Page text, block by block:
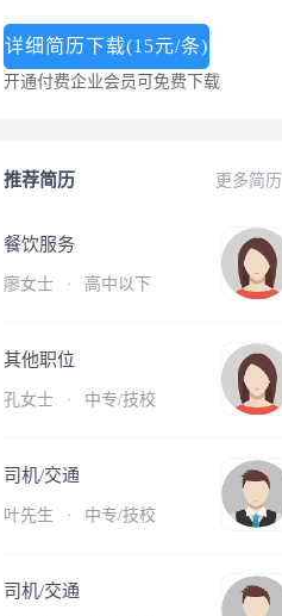
详细简历下载(15元/条)
开通付费企业会员可免费下载
更多简历
推荐简历
餐饮服务
廖女士 · 高中以下
其他职位
孔女士 · 中专/技校
司机/交通
叶先生 · 中专/技校
司机/交通